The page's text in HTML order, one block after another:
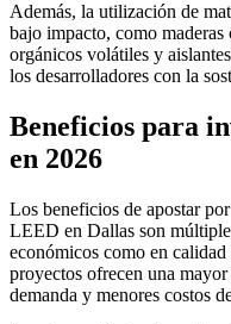
Además, la utilización de
bajo impacto, como
orgánicos volátiles y
los desarrolladores con la
Beneficios para
en 2026
Los beneficios de apostar
LEED en Dallas son
económicos como en
proyectos ofrecen una
demanda y menores costos